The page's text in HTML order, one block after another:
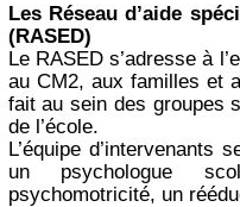
Les Réseau d’aide
(RASED)
Le RASED s’adresse à
au CM2, aux familles et
fait au sein des groupes
de l’école.
L’équipe d’intervenants
un psychologue
psychomotricité, un